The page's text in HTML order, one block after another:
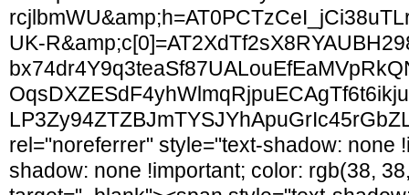
UK-
rel="noreferrer" style="text-shadow: none
shadow: none !important; color: rgb(38,